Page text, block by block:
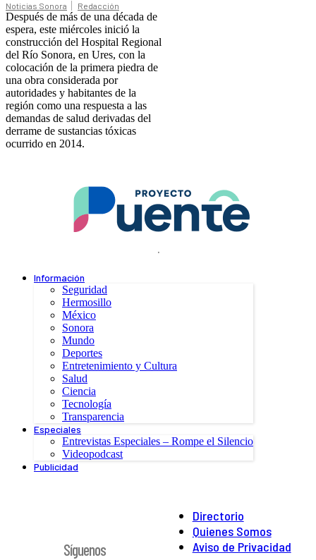
Noticias Sonora Redacción
Después de más de una década de
espera, este miércoles inició la
construcción del Hospital Regional
del Río Sonora, en Ures, con la
colocación de la primera piedra de
una obra considerada por
autoridades y habitantes de la
región como una respuesta a las
demandas de salud derivadas del
derrame de sustancias tóxicas
ocurrido en 2014.
.
Información
Seguridad
Hermosillo
México
Sonora
Mundo
Deportes
Entretenimiento y Cultura
Salud
Ciencia
Tecnología
Transparencia
Especiales
Entrevistas Especiales – Rompe el Silencio
Videopodcast
Publicidad
Directorio
Quienes Somos
Aviso de Privacidad
Síguenos